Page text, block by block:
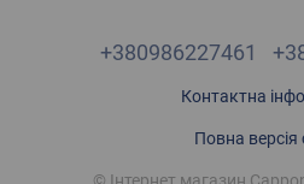
+380986227461
Контактна
Повна версія